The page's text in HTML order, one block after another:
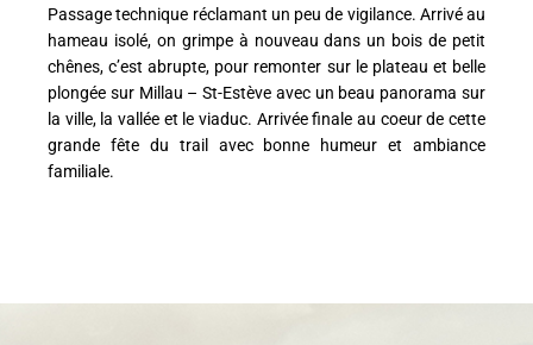
Passage technique réclamant un peu de vigilance. Arrivé au
hameau isolé, on grimpe à nouveau dans un bois de petit
chênes, c’est abrupte, pour remonter sur le plateau et belle
plongée sur Millau – St-Estève avec un beau panorama sur
la ville, la vallée et le viaduc. Arrivée finale au coeur de cette
grande fête du trail avec bonne humeur et ambiance
familiale.